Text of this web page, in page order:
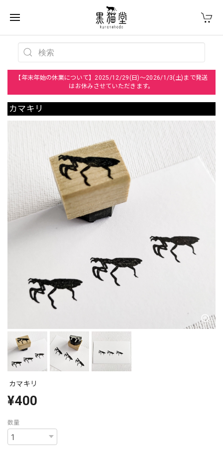
【年末年始の休業について】2025/12/29(日)～2026/1/3(土)まで発送
はお休みさせていただきます。
カマキリ
カマキリ
¥400
数量